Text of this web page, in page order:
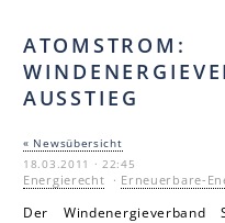
ATOMSTROM:
AUSSTIEG
« Newsübersicht
18.03.2011 · 22:45
Energierecht · Erneuerbare-
Der